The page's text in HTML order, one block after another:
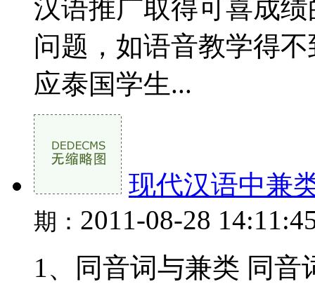
汉语推广取得可喜成
问题，如语音教学得
应泰国学生...
现代汉语中兼
期： 2011-08-28
1、同音词与兼类 同